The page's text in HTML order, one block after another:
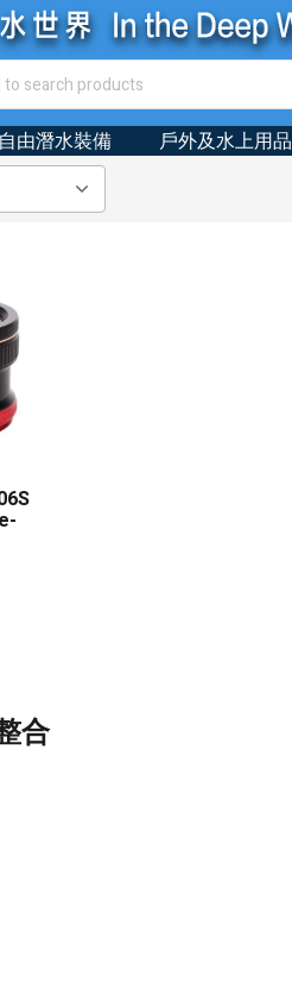
自由潛水裝備 戶外及水上用品
合